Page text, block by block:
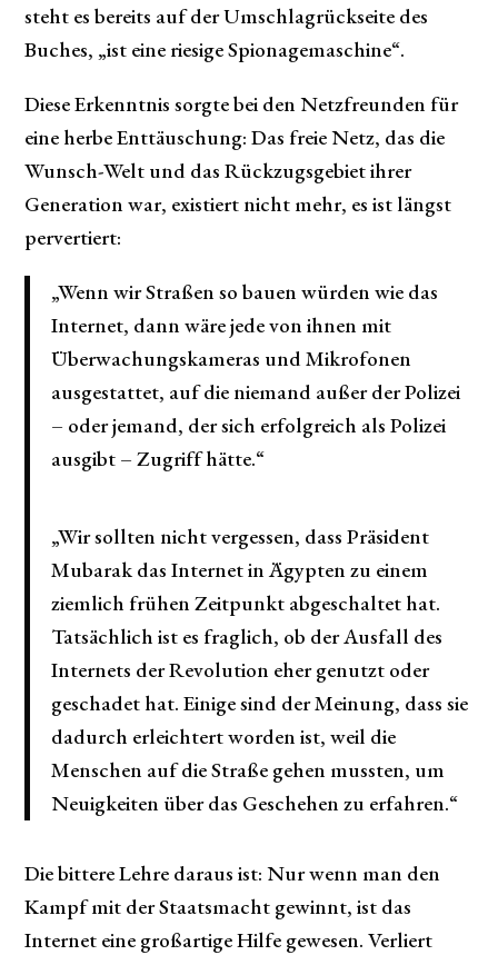
steht es bereits auf der Umschlagrückseite des
Buches, „ist eine riesige Spionagemaschine“.
Diese Erkenntnis sorgte bei den Netzfreunden für
eine herbe Enttäuschung: Das freie Netz, das die
Wunsch-Welt und das Rückzugsgebiet ihrer
Generation war, existiert nicht mehr, es ist längst
pervertiert:
„Wenn wir Straßen so bauen würden wie das
Internet, dann wäre jede von ihnen mit
Überwachungskameras und Mikrofonen
ausgestattet, auf die niemand außer der Polizei
– oder jemand, der sich erfolgreich als Polizei
ausgibt – Zugriff hätte.“
„Wir sollten nicht vergessen, dass Präsident
Mubarak das Internet in Ägypten zu einem
ziemlich frühen Zeitpunkt abgeschaltet hat.
Tatsächlich ist es fraglich, ob der Ausfall des
Internets der Revolution eher genutzt oder
geschadet hat. Einige sind der Meinung, dass sie
dadurch erleichtert worden ist, weil die
Menschen auf die Straße gehen mussten, um
Neuigkeiten über das Geschehen zu erfahren.“
Die bittere Lehre daraus ist: Nur wenn man den
Kampf mit der Staatsmacht gewinnt, ist das
Internet eine großartige Hilfe gewesen. Verliert